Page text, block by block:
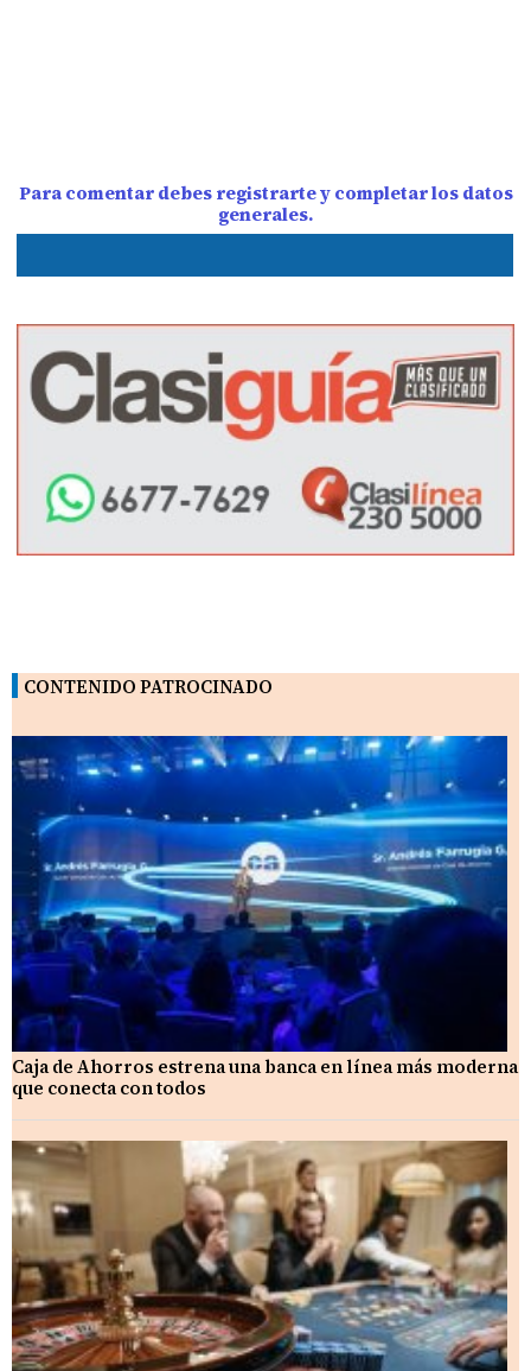
Para comentar debes registrarte y completar los datos
generales.
CONTENIDO PATROCINADO
Caja de Ahorros estrena una banca en línea más moderna
que conecta con todos